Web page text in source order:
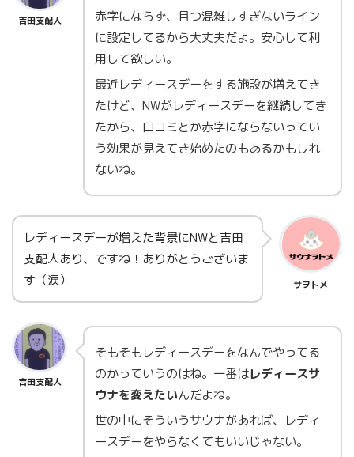
吉田支配人
赤字にならず、且つ混雑しすぎないライン
に設定してるから大丈夫だよ。安心して利
用して欲しい。
最近レディースデーをする施設が増えてき
たけど、NWがレディースデーを継続してき
たから、口コミとか赤字にならないってい
う効果が見えてき始めたのもあるかもしれ
ないね。
レディースデーが増えた背景にNWと吉田
支配人あり、ですね！ありがとうございま
す（涙）
サヲトメ
吉田支配人
そもそもレディースデーをなんでやってる
のかっていうのはね。一番はレディースサ
ウナを変えたいんだよね。
世の中にそういうサウナがあれば、レディ
ースデーをやらなくてもいいじゃない。